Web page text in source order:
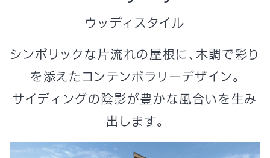
ウッディスタイル
シンボリックな片流れの屋根に、木調で彩り
を添えたコンテンポラリーデザイン。
サイディングの陰影が豊かな風合いを生み
出します。